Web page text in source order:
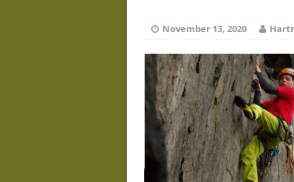
Juni 19, 2026
November 13, 2020